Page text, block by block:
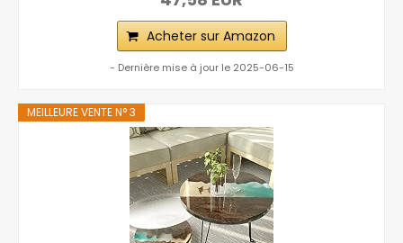
Acheter sur Amazon
- Dernière mise à jour le 2025-06-15
MEILLEURE VENTE N° 3